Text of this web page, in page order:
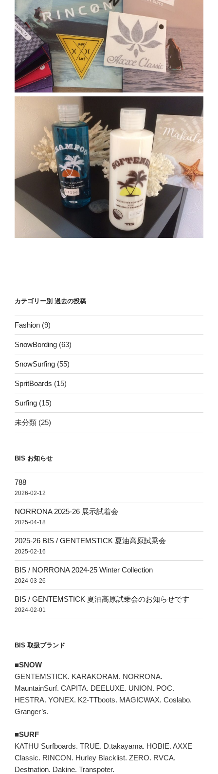
カテゴリー別 過去の投稿
Fashion (9)
SnowBording (63)
SnowSurfing (55)
SpritBoards (15)
Surfing (15)
未分類 (25)
BIS お知らせ
788
2026-02-12
NORRONA 2025-26 展示試着会
2025-04-18
2025-26 BIS / GENTEMSTICK 夏油高原試乗会
2025-02-16
BIS / NORRONA 2024-25 Winter Collection
2024-03-26
BIS / GENTEMSTICK 夏油高原試乗会のお知らせです
2024-02-01
BIS 取扱ブランド
■SNOW
GENTEMSTICK. KARAKORAM. NORRONA.
MauntainSurf. CAPITA. DEELUXE. UNION. POC.
HESTRA. YONEX. K2-TTboots. MAGICWAX. Coslabo.
Granger’s.
■SURF
KATHU Surfboards. TRUE. D.takayama. HOBIE. AXXE
Classic. RINCON. Hurley Blacklist. ZERO. RVCA.
Destnation. Dakine. Transpoter.